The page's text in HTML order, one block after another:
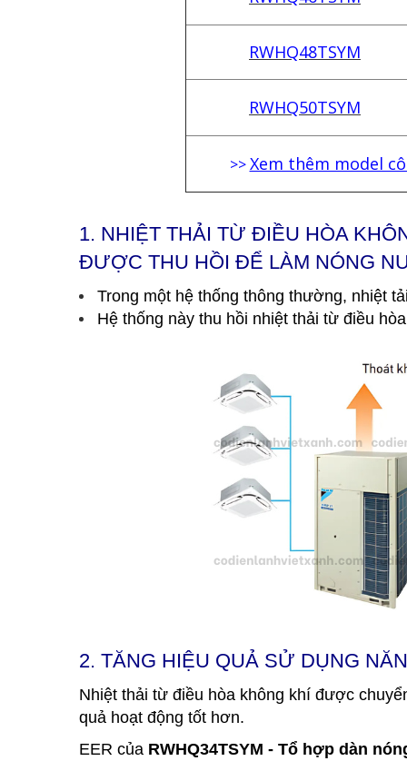
RWHQ48TSYM
RWHQ50TSYM
>>Xem thêm model
1. NHIỆT THẢI TỪ ĐIỀU HÒA
ĐƯỢC THU HỒI ĐỂ LÀM NÓNG
Trong một hệ thống thông thường, nhiệt
Hệ thống này thu hồi nhiệt thải từ điều
2. TĂNG HIỆU QUẢ SỬ DỤNG
Nhiệt thải từ điều hòa không khí được
quả hoạt động tốt hơn.
EER của RWHQ34TSYM - Tổ hợp dàn